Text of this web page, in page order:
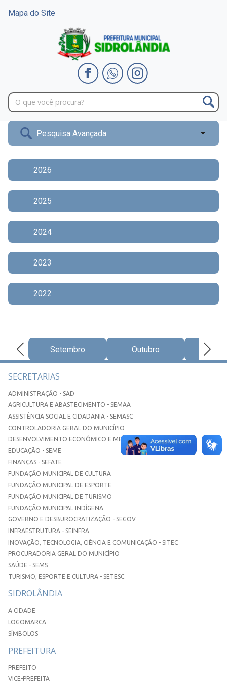
Mapa do Site
Pesquisa Avançada
2026
2025
2024
2023
2022
Setembro Outubro
SECRETARIAS
ADMINISTRAÇÃO - SAD
AGRICULTURA E ABASTECIMENTO - SEMAA
ASSISTÊNCIA SOCIAL E CIDADANIA - SEMASC
CONTROLADORIA GERAL DO MUNICÍPIO
DESENVOLVIMENTO ECONÔMICO E MEIO AMBIENTE - SEDEMA
EDUCAÇÃO - SEME
FINANÇAS - SEFATE
FUNDAÇÃO MUNICIPAL DE CULTURA
FUNDAÇÃO MUNICIPAL DE ESPORTE
FUNDAÇÃO MUNICIPAL DE TURISMO
FUNDAÇÃO MUNICIPAL INDÍGENA
GOVERNO E DESBUROCRATIZAÇÃO - SEGOV
INFRAESTRUTURA - SEINFRA
INOVAÇÃO, TECNOLOGIA, CIÊNCIA E COMUNICAÇÃO - SITEC
PROCURADORIA GERAL DO MUNICÍPIO
SAÚDE - SEMS
TURISMO, ESPORTE E CULTURA - SETESC
SIDROLÂNDIA
A CIDADE
LOGOMARCA
SÍMBOLOS
PREFEITURA
PREFEITO
VICE-PREFEITA